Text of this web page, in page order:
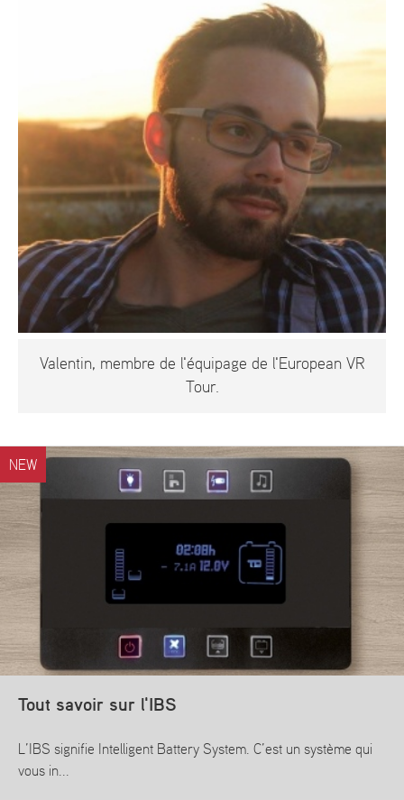
Valentin, membre de l'équipage de l'European VR
Tour.
NEW
Tout savoir sur l'IBS
L’IBS signifie Intelligent Battery System. C’est un système qui
vous in...